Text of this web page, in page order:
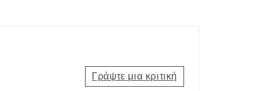
Γράψτε μια κριτική